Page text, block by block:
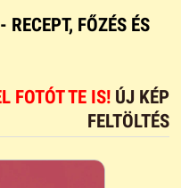
FŐZÉS ÉS
FOTÓT TE IS! ÚJ KÉP
FELTÖLTÉS